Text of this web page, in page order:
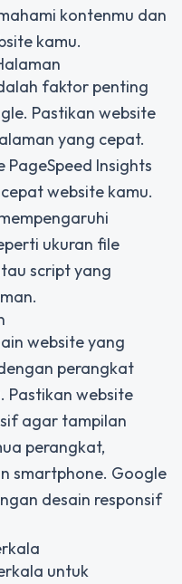
kontenmu dan
kamu.
faktor penting
Pastikan website
yang cepat.
Insights
website kamu.
ukuran file
script yang
website yang
perangkat
Pastikan website
agar tampilan
perangkat,
smartphone. Google
desain responsif
untuk